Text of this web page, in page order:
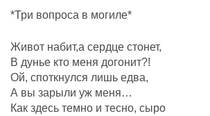
*Три вопроса в могиле*
Живот набит,а сердце стонет,
В дунье кто меня догонит?!
Ой, споткнулся лишь едва,
А вы зарыли уж меня…
Как здесь темно и тесно, сыро